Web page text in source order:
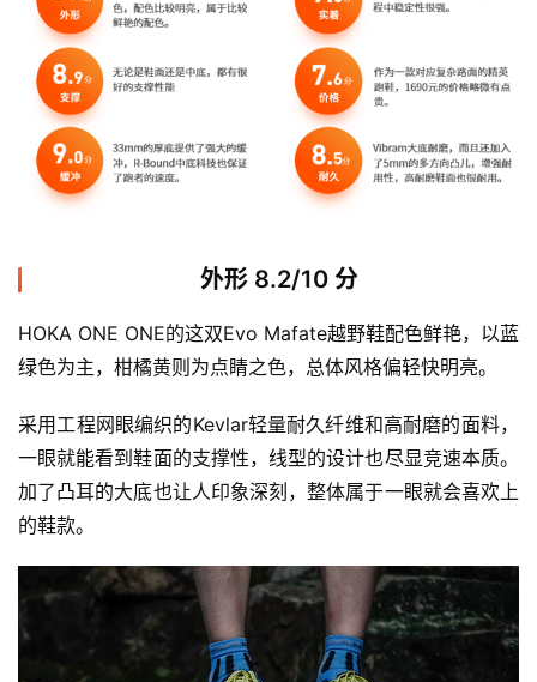
外形 8.2/10 分
HOKA ONE ONE的这双Evo Mafate越野鞋配色鲜艳，以蓝
绿色为主，柑橘黄则为点睛之色，总体风格偏轻快明亮。
采用工程网眼编织的Kevlar轻量耐久纤维和高耐磨的面料，
一眼就能看到鞋面的支撑性，线型的设计也尽显竞速本质。
加了凸耳的大底也让人印象深刻，整体属于一眼就会喜欢上
的鞋款。